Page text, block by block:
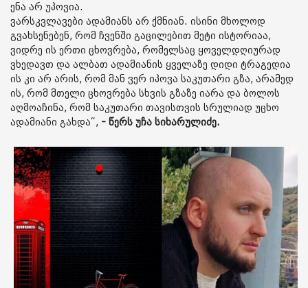
ენა არ უპოვია.
ვარსკვლავები ადამიანს არ ქმნიან. ისინი მხოლოდ
გვახსენებენ, რომ ჩვენში გაცილებით მეტი ისტორიაა,
ვიდრე ის ერთი ცხოვრება, რომელსაც ყოველდღიურად
ვხედავთ და ალბათ ადამიანის ყველაზე დიდი ტრაგედია
ის კი არ არის, რომ მან ვერ იპოვა საკუთარი გზა, არამედ
ის, რომ მთელი ცხოვრება სხვის გზაზე იარა და ბოლოს
აღმოაჩინა, რომ საკუთარი თავისთვის სრულიად უცხო
ადამიანი გახდა“, - წერს უჩა სიხარულიძე.